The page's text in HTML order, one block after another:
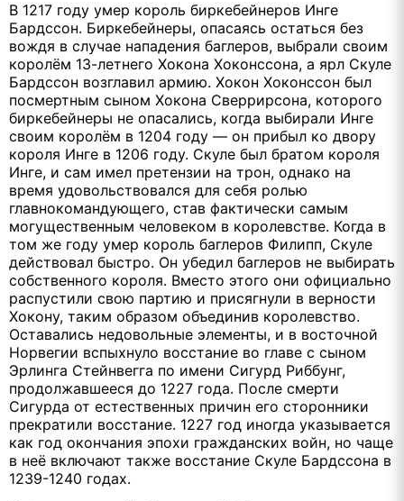
В 1217 году умер король биркебейнеров Инге
Бардссон. Биркебейнеры, опасаясь остаться без
вождя в случае нападения баглеров, выбрали своим
королём 13-летнего Хокона Хоконссона, а ярл Скуле
Бардссон возглавил армию. Хокон Хоконссон был
посмертным сыном Хокона Сверрирсона, которого
биркебейнеры не опасались, когда выбирали Инге
своим королём в 1204 году — он прибыл ко двору
короля Инге в 1206 году. Скуле был братом короля
Инге, и сам имел претензии на трон, однако на
время удовольствовался для себя ролью
главнокомандующего, став фактически самым
могущественным человеком в королевстве. Когда в
том же году умер король баглеров Филипп, Скуле
действовал быстро. Он убедил баглеров не выбирать
собственного короля. Вместо этого они официально
распустили свою партию и присягнули в верности
Хокону, таким образом объединив королевство.
Оставались недовольные элементы, и в восточной
Норвегии вспыхнуло восстание во главе с сыном
Эрлинга Стейнвегга по имени Сигурд Риббунг,
продолжавшееся до 1227 года. После смерти
Сигурда от естественных причин его сторонники
прекратили восстание. 1227 год иногда указывается
как год окончания эпохи гражданских войн, но чаще
в неё включают также восстание Скуле Бардссона в
1239-1240 годах.